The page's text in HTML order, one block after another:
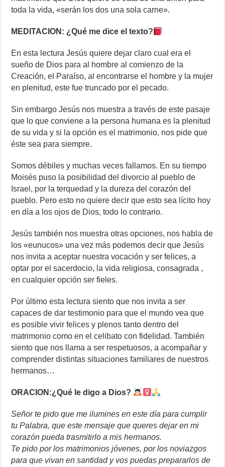
toda la vida, «serán los dos una sola carne».
MEDITACION: ¿Qué me dice el texto?
En esta lectura Jesús quiere dejar claro cual era el
sueño de Dios para al hombre al comienzo de la
Creación, el Paraíso, al encontrarse el hombre y la mujer
en plenitud, este fue truncado por el pecado.
Sin embargo Jesús nos muestra a través de este pasaje
que lo que conviene a la persona humana es la plenitud
de su vida y si la opción es el matrimonio, nos pide que
éste sea para siempre.
Somos débiles y muchas veces fallamos. En su tiempo
Moisés puso la posibilidad del divorcio al pueblo de
Israel, por la terquedad y la dureza del corazón del
pueblo. Pero esto no quiere decir que esto sea lícito hoy
en día a los ojos de Dios, todo lo contrario.
Jesús también nos muestra otras opciones, nos habla de
los «eunucos» una vez más podemos decir que Jesús
nos invita a aceptar nuestra vocación y ser felices, a
optar por el sacerdocio, la vida religiosa, consagrada ,
en cualquier opción ser fieles.
Por último esta lectura siento que nos invita a ser
capaces de dar testimonio para que el mundo vea que
es posible vivir felices y plenos tanto dentro del
matrimonio como en el celibato con fidelidad. También
siento que nos llama a ser respetuosos, a acompañar y
comprender distintas situaciones familiares de nuestros
hermanos…
ORACION:¿Qué le digo a Dios?
Señor te pido que me ilumines en este día para cumplir
tu Palabra, que este mensaje que queres dejar en mi
corazón pueda trasmitirlo a mis hermanos.
Te pido por los matrimonios jóvenes, por los noviazgos
para que vivan en santidad y vos puedas prepararlos de